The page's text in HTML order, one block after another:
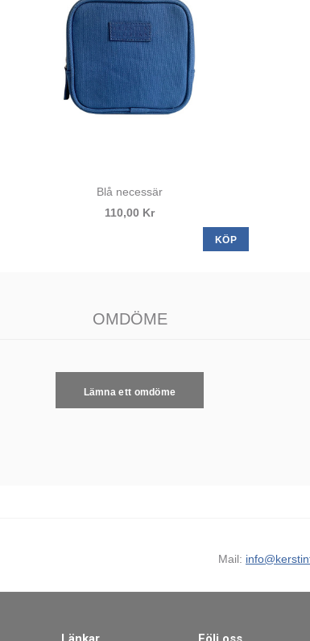
Blå necessär
110,00 Kr
KÖP
OMDÖME
Lämna ett omdöme
Mail: